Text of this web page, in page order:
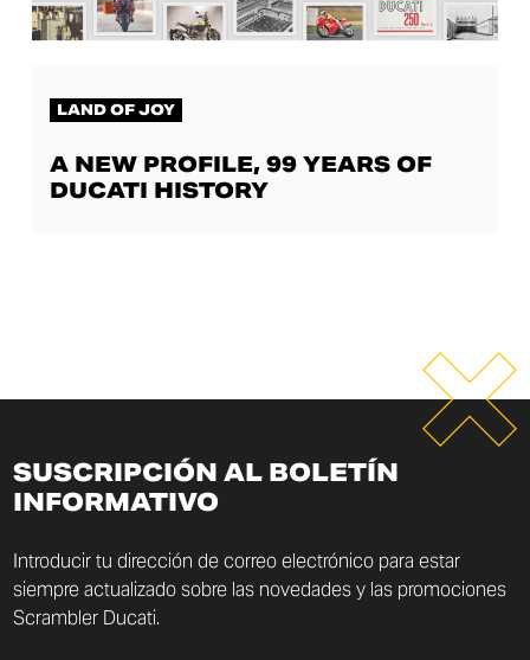
LAND OF JOY
A NEW PROFILE, 99 YEARS OF
DUCATI HISTORY
SUSCRIPCIÓN AL BOLETÍN
INFORMATIVO
Introducir tu dirección de correo electrónico para estar
siempre actualizado sobre las novedades y las promociones
Scrambler Ducati.